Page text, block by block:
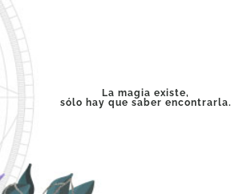
La magia existe,
sólo hay que saber encontrarla.